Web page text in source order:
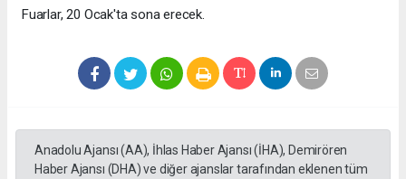
Fuarlar, 20 Ocak'ta sona erecek.
Anadolu Ajansı (AA), İhlas Haber Ajansı (İHA), Demirören
Haber Ajansı (DHA) ve diğer ajanslar tarafından eklenen tüm